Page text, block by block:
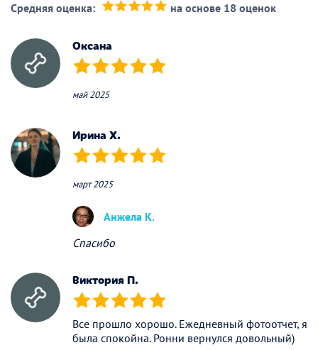
Средняя оценка: на основе 18 оценок
Оксана
(*) (*) (*) (*) (*)
май 2025
Ирина Х.
(*) (*) (*) (*) (*)
март 2025
Анжела К.
Спасибо
Виктория П.
(*) (*) (*) (*) (*)
Все прошло хорошо. Ежедневный фотоотчет, я
была спокойна. Ронни вернулся довольный)